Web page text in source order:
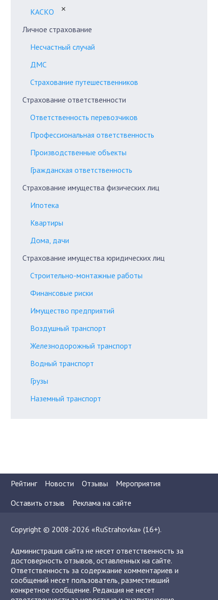
КАСКО
✕
Личное страхование
Несчастный случай
ДМС
Страхование путешественников
Страхование ответственности
Ответственность перевозчиков
Профессиональная ответственность
Производственные объекты
Гражданская ответственность
Страхование имущества физических лиц
Ипотека
Квартиры
Дома, дачи
Страхование имущества юридических лиц
Строительно-монтажные работы
Финансовые риски
Имущество предприятий
Воздушный транспорт
Железнодорожный транспорт
Водный транспорт
Грузы
Наземный транспорт
Рейтинг Новости Отзывы
Мероприятия
Оставить отзыв
Реклама на сайте
Copyright © 2008-2026 «RuStrahovka» (16+).
Администрация сайта не несет ответственность за
достоверность отзывов, оставленных на сайте.
Ответственность за содержание комментариев и
сообщений несет пользователь, разместивший
конкретное сообщение. Редакция не несет